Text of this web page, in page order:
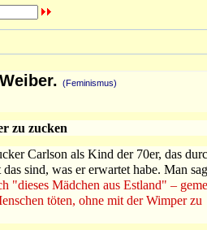
(Feminismus)
zu zucken
Carlson als Kind der 70er, das
sind, was er erwartet habe. Man
"dieses Mädchen aus Estland" –
töten, ohne mit der Wimper zu